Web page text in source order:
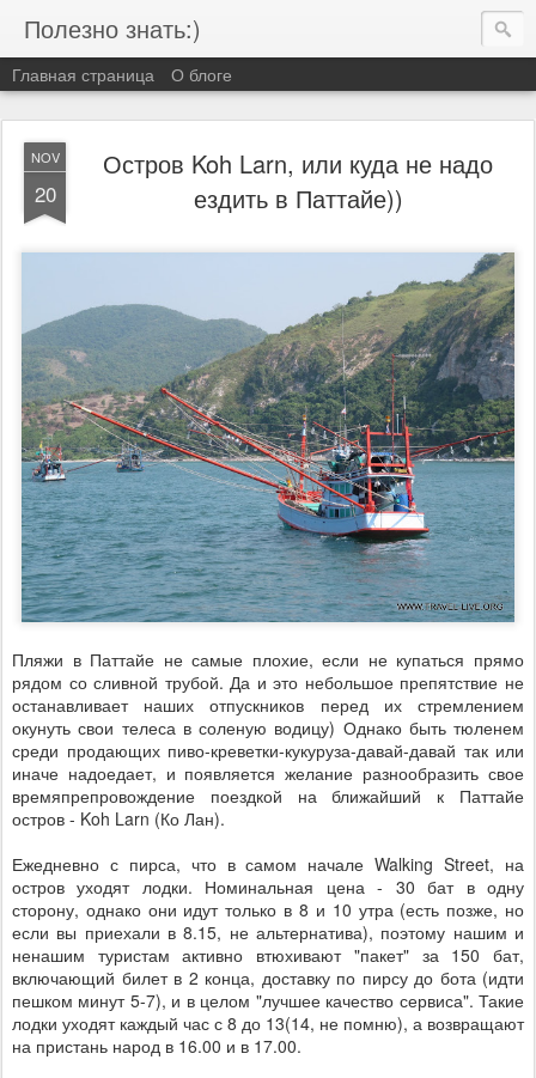
Полезно знать:)
Главная страница О блоге
NOV
20
Остров Koh Larn, или куда не надо
ездить в Паттайе))
Пляжи в Паттайе не самые плохие, если не купаться прямо
рядом со сливной трубой. Да и это небольшое препятствие не
останавливает наших отпускников перед их стремлением
окунуть свои телеса в соленую водицу) Однако быть тюленем
среди продающих пиво-креветки-кукуруза-давай-давай так или
иначе надоедает, и появляется желание разнообразить свое
времяпрепровождение поездкой на ближайший к Паттайе
остров - Koh Larn (Ко Лан).
Ежедневно с пирса, что в самом начале Walking Street, на
остров уходят лодки. Номинальная цена - 30 бат в одну
сторону, однако они идут только в 8 и 10 утра (есть позже, но
если вы приехали в 8.15, не альтернатива), поэтому нашим и
ненашим туристам активно втюхивают "пакет" за 150 бат,
включающий билет в 2 конца, доставку по пирсу до бота (идти
пешком минут 5-7), и в целом "лучшее качество сервиса". Такие
лодки уходят каждый час с 8 до 13(14, не помню), а возвращают
на пристань народ в 16.00 и в 17.00.